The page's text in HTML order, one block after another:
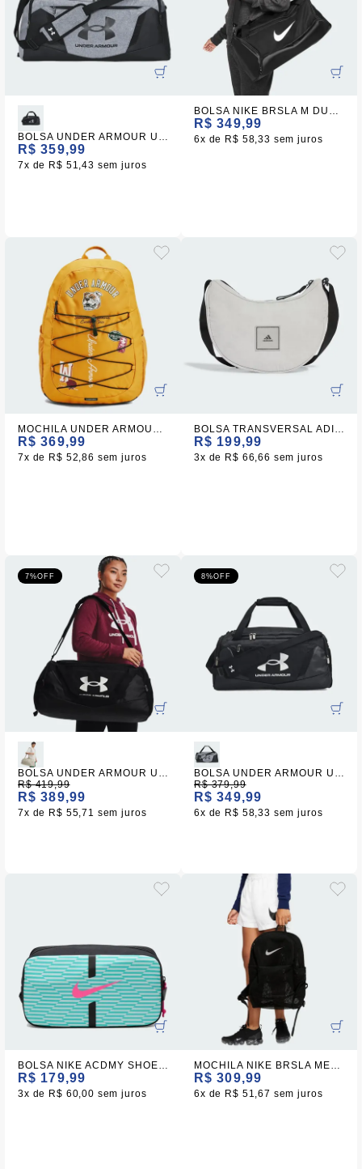
BOLSA UNDER ARMOUR UNDENIABLE 5.0 DUFLLE
R$ 359,99
7x R$ 51,43 sem juros
BOLSA NIKE BRSLA M DUFF 9 5 PRETA
R$ 349,99
6x R$ 58,33 sem juros
MOCHILA UNDER ARMOUR HUSTLE SPORT
R$ 369,99
7x R$ 52,86 sem juros
BOLSA TRANSVERSAL ADIDAS PERFORMANCE LATERAL POUCH CINZA
R$ 199,99
3x R$ 66,66 sem juros
7%OFF
BOLSA UNDER ARMOUR UNDENIABLE 5.0 DUFFLE SM
R$ 419,99
R$ 389,99
7x R$ 55,71 sem juros
8%OFF
BOLSA UNDER ARMOUR UNDENIABLE 5.0 DUFLLE
R$ 379,99
R$ 349,99
6x R$ 58,33 sem juros
BOLSA NIKE ACDMY SHOE BAG- AZUL CLARO
R$ 179,99
3x R$ 60,00 sem juros
MOCHILA NIKE BRSLA MESH
R$ 309,99
6x R$ 51,67 sem juros